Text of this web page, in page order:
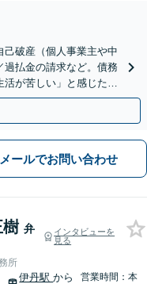
己破産（個人事業主や中
過払金の請求など。債務
活が苦しい」と感じた
ス利用可】
メールでお問い合わせ
樹 弁
インタビューを
見る
所
伊丹駅から
営業時間：本